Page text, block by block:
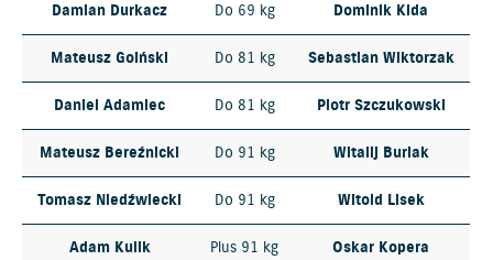
Damian Durkacz Do 69 kg Dominik Kida
Mateusz Goiński Do 81 kg Sebastian Wiktorzak
Daniel Adamiec Do 81 kg Piotr Szczukowski
Mateusz Bereźnicki Do 91 kg Witalij Burlak
Tomasz Niedźwiecki Do 91 kg Witold Lisek
Adam Kulik Plus 91 kg Oskar Kopera